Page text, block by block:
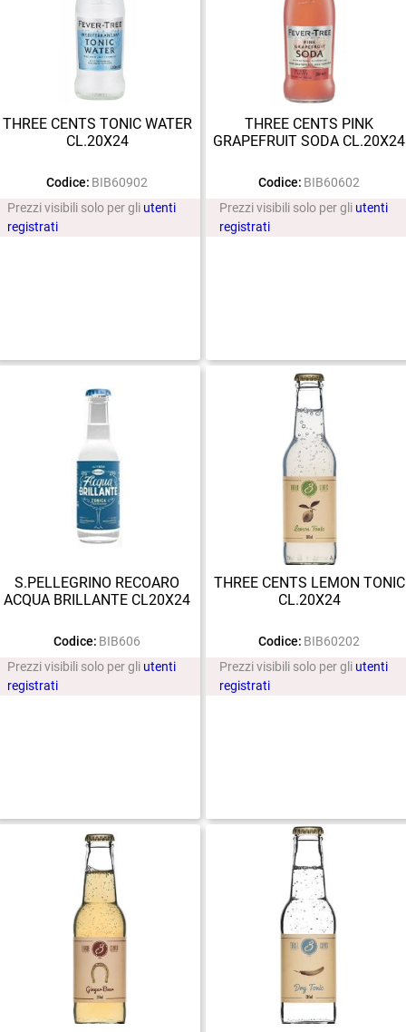
THREE CENTS TONIC WATER
CL.20X24
Codice: BIB60902
Prezzi visibili solo per gli utenti
registrati
THREE CENTS PINK
GRAPEFRUIT SODA CL.20X24
Codice: BIB60602
Prezzi visibili solo per gli utenti
registrati
S.PELLEGRINO RECOARO
ACQUA BRILLANTE CL20X24
Codice: BIB606
Prezzi visibili solo per gli utenti
registrati
THREE CENTS LEMON TONIC
CL.20X24
Codice: BIB60202
Prezzi visibili solo per gli utenti
registrati